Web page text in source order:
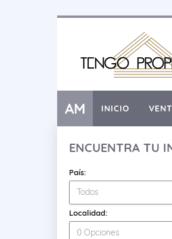
AM INICIO
ENCUENTRA TU
País:
Todos
Localidad:
0 Opciones